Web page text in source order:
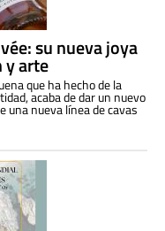
su nueva joya
y arte
que ha hecho de la
acaba de dar un nuevo
una nueva línea de cavas